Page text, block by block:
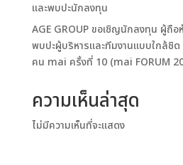
และพบปะนักลงทุน
AGE GROUP ขอเชิญนักลงทุน ผู้ถือ
พบปะผู้บริหารและทีมงานแบบใกล้ชิ
คน mai ครั้งที่ 10 (mai FORUM
ความเห็นล่าสุด
ไม่มีความเห็นที่จะแสดง